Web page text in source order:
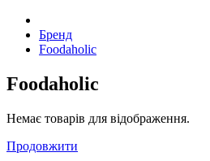
Бренд
Foodaholic
Foodaholic
Немає товарів для відображення.
Продовжити